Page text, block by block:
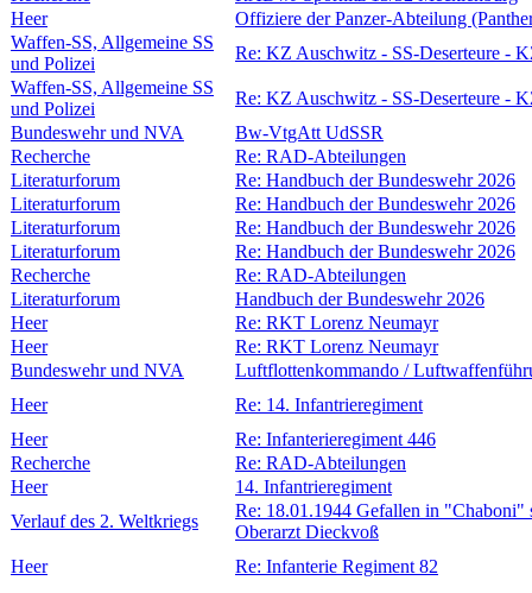
Heer
Offiziere der Panzer-Abteilung
Waffen-SS, Allgemeine SS
und Polizei
Re: KZ Auschwitz - SS-Deserteure -
Waffen-SS, Allgemeine SS
und Polizei
Re: KZ Auschwitz - SS-Deserteure -
Bundeswehr und NVA
Bw-VtgAtt UdSSR
Recherche
Re: RAD-Abteilungen
Literaturforum
Re: Handbuch der Bundeswehr 2026
Literaturforum
Re: Handbuch der Bundeswehr 2026
Literaturforum
Re: Handbuch der Bundeswehr 2026
Literaturforum
Re: Handbuch der Bundeswehr 2026
Recherche
Re: RAD-Abteilungen
Literaturforum
Handbuch der Bundeswehr 2026
Heer
Re: RKT Lorenz Neumayr
Heer
Re: RKT Lorenz Neumayr
Bundeswehr und NVA
Luftflottenkommando /
Heer
Re: 14. Infantrieregiment
Heer
Re: Infanterieregiment 446
Recherche
Re: RAD-Abteilungen
Heer
14. Infantrieregiment
Verlauf des 2. Weltkriegs
Re: 18.01.1944 Gefallen in "Chaboni"
Oberarzt Dieckvoß
Heer
Re: Infanterie Regiment 82